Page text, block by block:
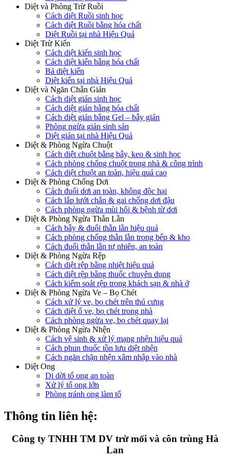
Diệt và Phòng Trừ Ruồi
Cách diệt Ruồi sinh học
Cách diệt Ruồi bằng hóa chất
Diệt Ruồi tại nhà Hiệu Quả
Diệt Trừ Kiến
Cách diệt kiến sinh học
Cách diệt kiến bằng hóa chất
Bả diệt kiến
Diệt kiến tại nhà Hiệu Quả
Diệt và Ngăn Chẵn Gián
Cách diệt gián sinh học
Cách diệt gián bằng hóa chất
Cách diệt gián bằng Gel – bẫy gián
Phòng ngừa gián sinh sản
Diệt gián tại nhà Hiệu Quả
Diệt & Phòng Ngừa Chuột
Cách diệt chuột bằng bẫy, keo & sinh học
Cách phòng chống chuột trong nhà & công trình
Cách diệt chuột an toàn, hiệu quả cao
Diệt & Phòng Chống Dơi
Cách đuổi dơi an toàn, không độc hại
Cách lắp lưới chắn & gai chống dơi đậu
Cách phòng ngừa mùi hôi & bệnh từ dơi
Diệt & Phòng Ngừa Thằn Lằn
Cách bẫy & đuổi thằn lằn hiệu quả
Cách phòng chống thằn lằn trong bếp & kho
Cách đuổi thằn lằn tự nhiên, an toàn
Diệt & Phòng Ngừa Rệp
Cách diệt rệp bằng nhiệt hiệu quả
Cách diệt rệp bằng thuốc chuyên dụng
Cách kiểm soát rệp trong khách sạn & nhà ở
Diệt & Phòng Ngừa Ve – Bọ Chét
Cách xử lý ve, bọ chét trên thú cưng
Cách diệt ổ ve, bọ chét trong nhà
Cách phòng ngừa ve, bọ chét quay lại
Diệt & Phòng Ngừa Nhện
Cách vệ sinh & xử lý mạng nhện hiệu quả
Cách phun thuốc tồn lưu diệt nhện
Cách ngăn chặn nhện xâm nhập vào nhà
Diệt Ong
Di dời tổ ong an toàn
Xử lý tổ ong lớn
Phòng tránh ong làm tổ
Thông tin liên hệ:
Công ty TNHH TM DV trừ mối và côn trùng Hà
Lan